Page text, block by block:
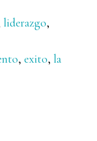
liderazgo,
,exito,la